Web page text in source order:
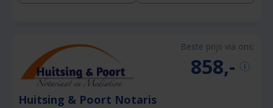
Beste prijs via ons:
858,-
Huitsing & Poort Notaris